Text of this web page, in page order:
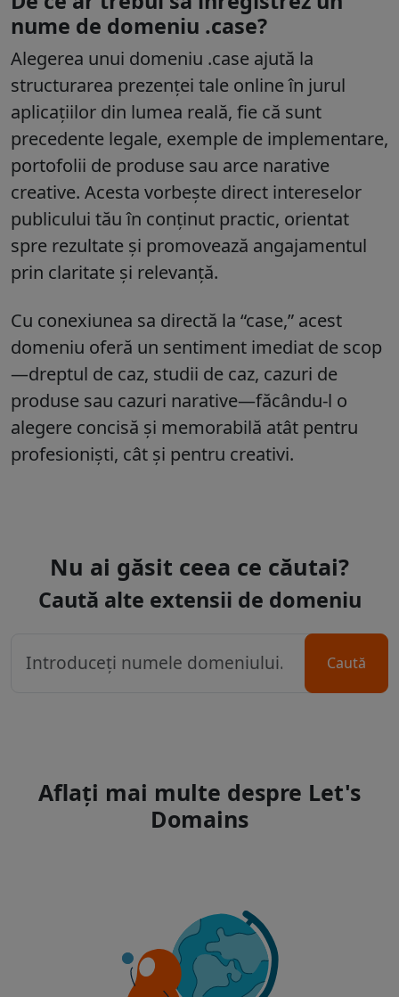
nume de domeniu .case?
Alegerea unui domeniu .case ajută la
structurarea prezenței tale online în jurul
aplicațiilor din lumea reală, fie că sunt
precedente legale, exemple de implementare,
portofolii de produse sau arce narative
creative. Acesta vorbește direct intereselor
publicului tău în conținut practic, orientat
spre rezultate și promovează angajamentul
prin claritate și relevanță.
Cu conexiunea sa directă la “case,” acest
domeniu oferă un sentiment imediat de scop
—dreptul de caz, studii de caz, cazuri de
produse sau cazuri narative—făcându-l o
alegere concisă și memorabilă atât pentru
profesioniști, cât și pentru creativi.
Nu ai găsit ceea ce căutai?
Caută alte extensii de domeniu
Caută